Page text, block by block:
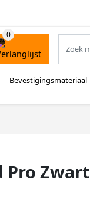
Bevestigingsmateriaal
Pro Zwart